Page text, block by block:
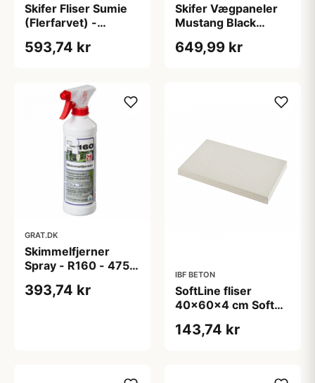
Skifer Fliser Sumie
(Flerfarvet) -
593,74 kr
Skifer Vægpaneler
Mustang Black
1,4 cm - MED NOT
649,99 kr
GRAT.DK
Skimmelfjerner
Spray - R160 - 475
393,74 kr
IBF BETON
SoftLine fliser
40x60x4 cm Soft
143,74 kr